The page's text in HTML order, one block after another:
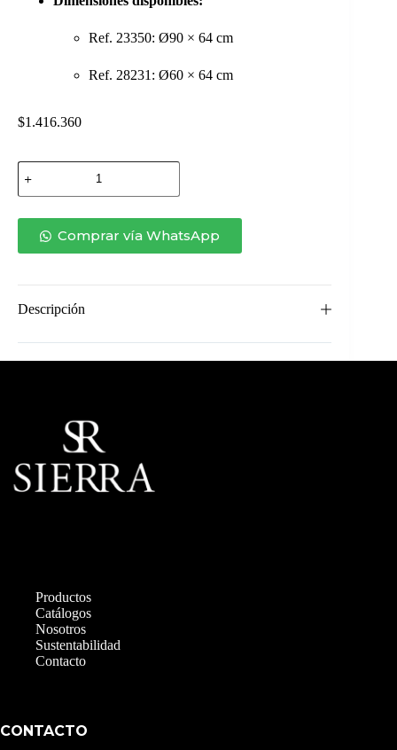
Ref. 23350: Ø90 × 64 cm
Ref. 28231: Ø60 × 64 cm
$1.416.360
MESA
DE
APOYO
cantidadComprar vía WhatsApp
Descripción
Productos
Catálogos
Nosotros
Sustentabilidad
Contacto
CONTACTO